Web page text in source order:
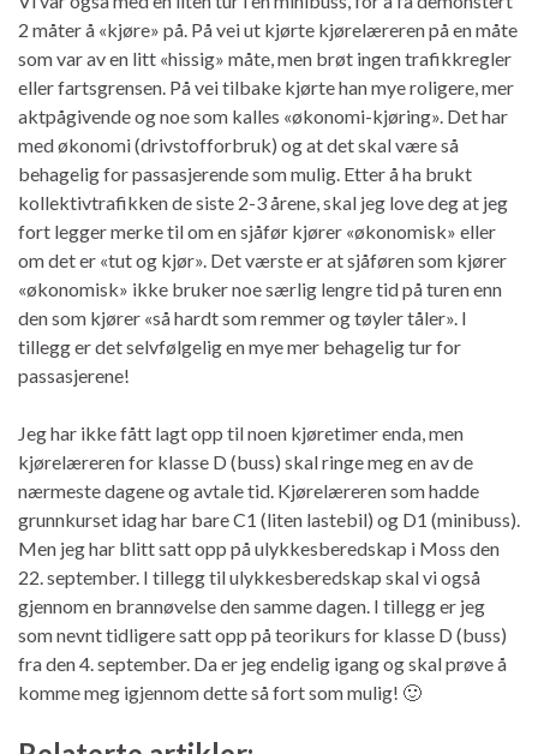
2 måter å «kjøre» på. På vei ut kjørte kjørelæreren på en måte
som var av en litt «hissig» måte, men brøt ingen trafikkregler
eller fartsgrensen. På vei tilbake kjørte han mye roligere, mer
aktpågivende og noe som kalles «økonomi-kjøring». Det har
med økonomi (drivstofforbruk) og at det skal være så
behagelig for passasjerende som mulig. Etter å ha brukt
kollektivtrafikken de siste 2-3 årene, skal jeg love deg at jeg
fort legger merke til om en sjåfør kjører «økonomisk» eller
om det er «tut og kjør». Det værste er at sjåføren som kjører
«økonomisk» ikke bruker noe særlig lengre tid på turen enn
den som kjører «så hardt som remmer og tøyler tåler». I
tillegg er det selvfølgelig en mye mer behagelig tur for
passasjerene!
Jeg har ikke fått lagt opp til noen kjøretimer enda, men
kjørelæreren for klasse D (buss) skal ringe meg en av de
nærmeste dagene og avtale tid. Kjørelæreren som hadde
grunnkurset idag har bare C1 (liten lastebil) og D1 (minibuss).
Men jeg har blitt satt opp på ulykkesberedskap i Moss den
22. september. I tillegg til ulykkesberedskap skal vi også
gjennom en brannøvelse den samme dagen. I tillegg er jeg
som nevnt tidligere satt opp på teorikurs for klasse D (buss)
fra den 4. september. Da er jeg endelig igang og skal prøve å
komme meg igjennom dette så fort som mulig! 🙂